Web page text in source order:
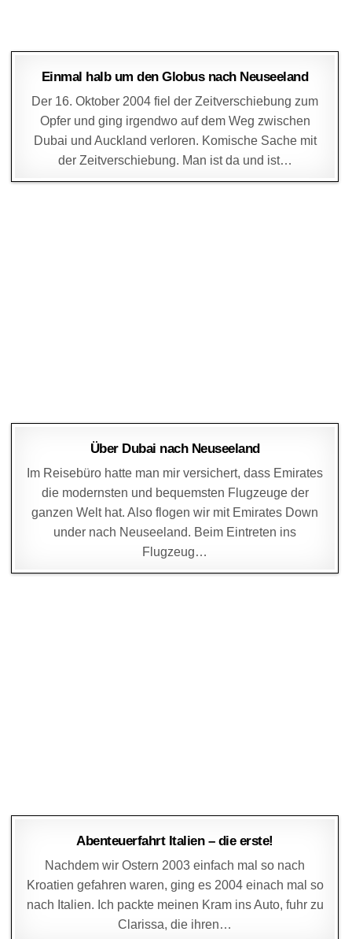
DAGMAR 17. OKTOBER 2004
Einmal halb um den Globus nach Neuseeland
Der 16. Oktober 2004 fiel der Zeitverschiebung zum
Opfer und ging irgendwo auf dem Weg zwischen
Dubai und Auckland verloren. Komische Sache mit
der Zeitverschiebung. Man ist da und ist…
DAGMAR 14. OKTOBER 2004
Über Dubai nach Neuseeland
Im Reisebüro hatte man mir versichert, dass Emirates
die modernsten und bequemsten Flugzeuge der
ganzen Welt hat. Also flogen wir mit Emirates Down
under nach Neuseeland. Beim Eintreten ins
Flugzeug…
DAGMAR 14. APRIL 2004
Abenteuerfahrt Italien – die erste!
Nachdem wir Ostern 2003 einfach mal so nach
Kroatien gefahren waren, ging es 2004 einach mal so
nach Italien. Ich packte meinen Kram ins Auto, fuhr zu
Clarissa, die ihren…